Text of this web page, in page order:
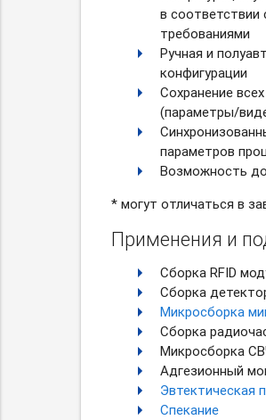
в соответствии
требованиями
Ручная и
конфигурации
Сохранение
(параметры/
параметров
Возможность
* могут отличаться в
Применения и
Сборка RFID
Сборка
Микросборка
Сборка
Микросборка
Адгезионный
Эвтектическая
Спекание